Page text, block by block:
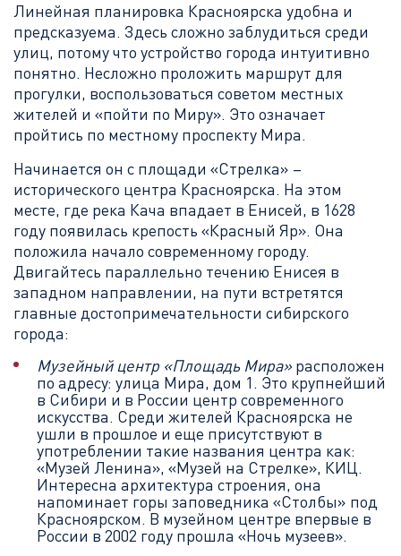
Линейная планировка Красноярска удобна и
предсказуема. Здесь сложно заблудиться среди
улиц, потому что устройство города интуитивно
понятно. Несложно проложить маршрут для
прогулки, воспользоваться советом местных
жителей и «пойти по Миру». Это означает
пройтись по местному проспекту Мира.
Начинается он с площади «Стрелка» –
исторического центра Красноярска. На этом
месте, где река Кача впадает в Енисей, в 1628
году появилась крепость «Красный Яр». Она
положила начало современному городу.
Двигайтесь параллельно течению Енисея в
западном направлении, на пути встретятся
главные достопримечательности сибирского
города:
Музейный центр «Площадь Мира»расположен
по адресу: улица Мира, дом 1. Это крупнейший
в Сибири и в России центр современного
искусства. Среди жителей Красноярска не
ушли в прошлое и еще присутствуют в
употреблении такие названия центра как:
«Музей Ленина», «Музей на Стрелке», КИЦ.
Интересна архитектура строения, она
напоминает горы заповедника «Столбы» под
Красноярском. В музейном центре впервые в
России в 2002 году прошла «Ночь музеев».